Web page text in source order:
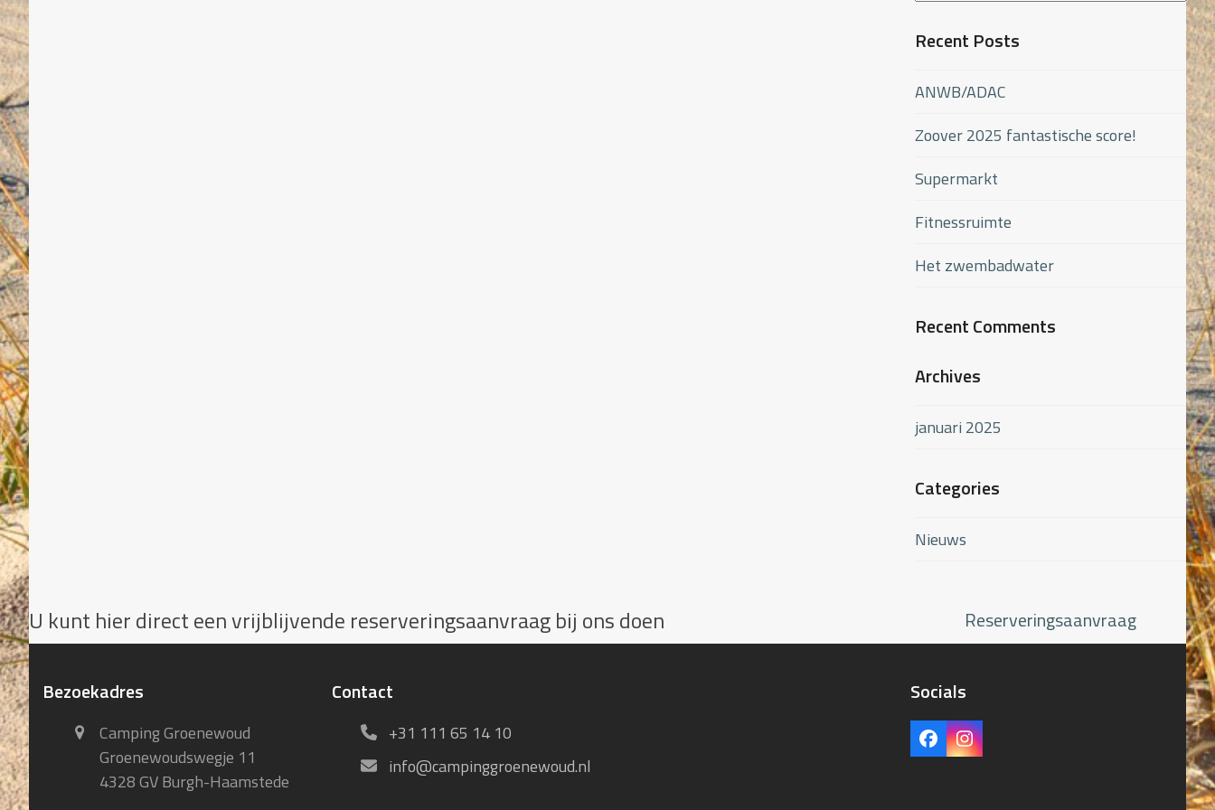
Recent Posts
ANWB/ADAC
Zoover 2025 fantastische score!
Supermarkt
Fitnessruimte
Het zwembadwater
Recent Comments
Archives
januari 2025
Categories
Nieuws
U kunt hier direct een vrijblijvende reserveringsaanvraag bij ons doen Reserveringsaanvraag
Bezoekadres
Camping Groenewoud
Groenewoudswegje 11
4328 GV Burgh-Haamstede
Contact
+31 111 65 14 10
info@campinggroenewoud.nl
Socials
FacebookInstagram